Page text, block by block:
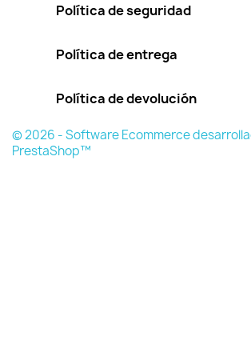
Política de seguridad
Política de entrega
Política de devolución
© 2026 - Software Ecommerce
PrestaShop™